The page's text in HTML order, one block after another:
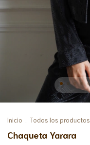
Inicio Todos los productos
Chaqueta Yarara